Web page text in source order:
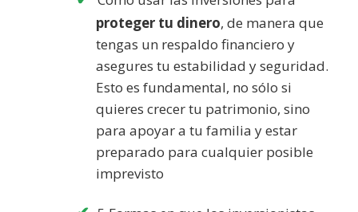
proteger tu dinero, de manera que
tengas un respaldo financiero y
asegures tu estabilidad y seguridad.
Esto es fundamental, no sólo si
quieres crecer tu patrimonio, sino
para apoyar a tu familia y estar
preparado para cualquier posible
imprevisto